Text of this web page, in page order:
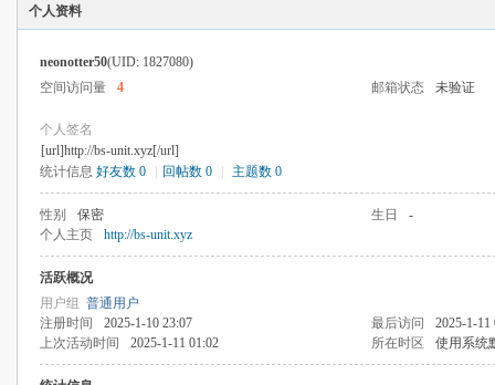
个人资料
neonotter50(UID: 1827080)
空间访问量
4 邮箱状态 未验证
个人签名
[url]http://bs-unit.xyz[/url]
统计信息 好友数 0 回帖数 0 主题数 0
性别 保密 生日
-
个人主页
http://bs-unit.xyz
活跃概况
用户组 普通用户
注册时间
2025-1-10 23:07 最后访问
2025-1-11
上次活动时间
2025-1-11 01:02 所在时区 使用系统